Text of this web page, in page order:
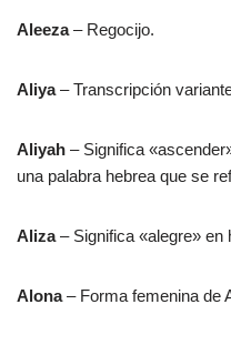
Aleeza– Regocijo.
Aliya– Transcripción
Aliyah – Significa
una palabra hebrea que se
Aliza– Significa «alegre» en
Alona– Forma femenina de